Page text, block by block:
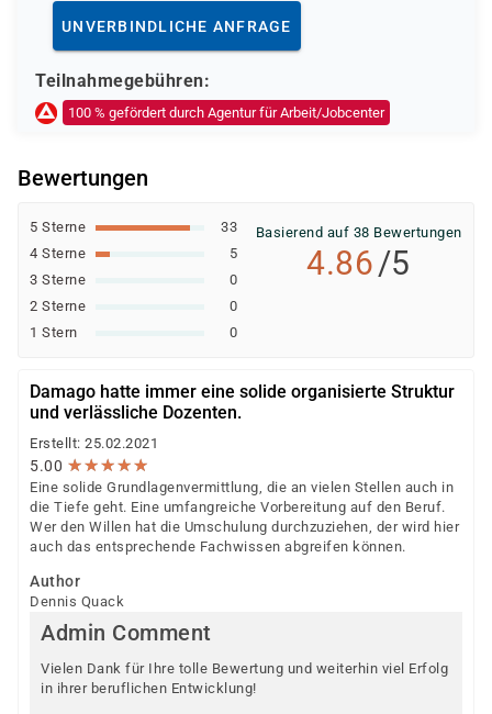
Deutsche Rentenversicherung
Europäischer Sozialfonds (ESF)
Weitere öffentliche oder private Kostenträger
Ob eine Förderung oder Kostenübernahme möglich ist,
individuellen Prüfung Ihrer persönlichen
Voraussetzungen und Förderfähigkeit.
UNVERBINDLICHE ANFRAGE
Teilnahmegebühren:
100 % gefördert durch Agentur für Arbeit/Jobcenter
Bewertungen
5 Sterne
33
4 Sterne
5
3 Sterne
0
2 Sterne
0
1 Stern
0
Basierend auf 38 Bewertungen
4.86/5
Damago hatte immer eine solide organisierte Struktur
und verlässliche Dozenten.
Erstellt: 25.02.2021
5.00 ★★★★★
★★★★★
Eine solide Grundlagenvermittlung, die an vielen Stellen auch in
die Tiefe geht. Eine umfangreiche Vorbereitung auf den Beruf.
Wer den Willen hat die Umschulung durchzuziehen, der wird hier
auch das entsprechende Fachwissen abgreifen können.
Author
Dennis Quack
Admin Comment
Vielen Dank für Ihre tolle Bewertung und weiterhin viel Erfolg
in ihrer beruflichen Entwicklung!